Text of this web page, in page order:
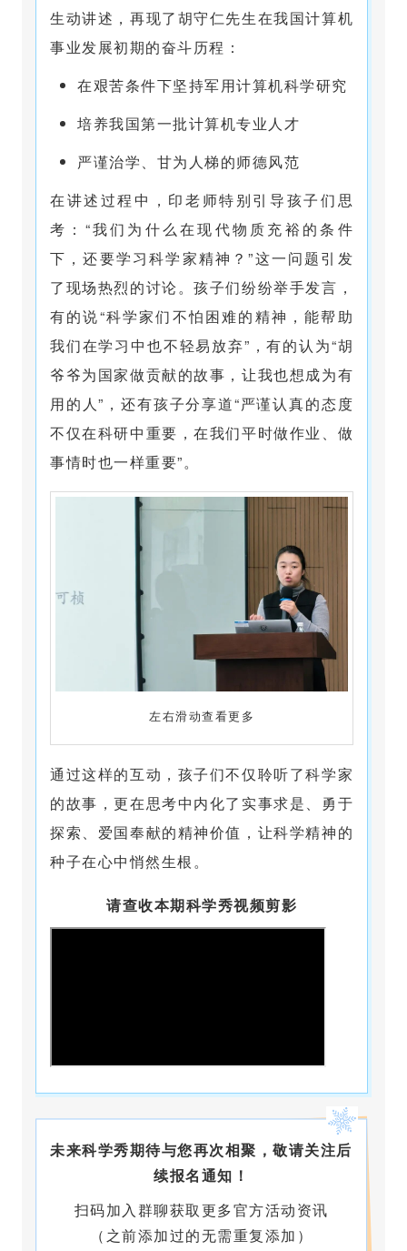
生动讲述，再现了胡守仁先生在我国计算机
事业发展初期的奋斗历程：
在艰苦条件下坚持军用计算机科学研究
培养我国第一批计算机专业人才
严谨治学、甘为人梯的师德风范
在讲述过程中，印老师特别引导孩子们思
考：“我们为什么在现代物质充裕的条件
下，还要学习科学家精神？”这一问题引发
了现场热烈的讨论。孩子们纷纷举手发言，
有的说“科学家们不怕困难的精神，能帮助
我们在学习中也不轻易放弃”，有的认为“胡
爷爷为国家做贡献的故事，让我也想成为有
用的人”，还有孩子分享道“严谨认真的态度
不仅在科研中重要，在我们平时做作业、做
事情时也一样重要”。
左右滑动查看更多
通过这样的互动，孩子们不仅聆听了科学家
的故事，更在思考中内化了实事求是、勇于
探索、爱国奉献的精神价值，让科学精神的
种子在心中悄然生根。
请查收本期科学秀视频剪影
未来科学秀期待与您再次相聚，敬请关注后
续报名通知！
扫码加入群聊获取更多官方活动资讯
（之前添加过的无需重复添加）